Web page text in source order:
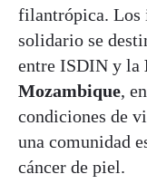
filantrópica. Los
solidario se
entre ISDIN y la
Mozambique,
condiciones de
una comunidad
cáncer de piel.